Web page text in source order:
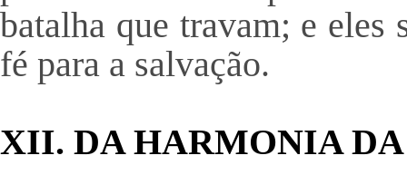
batalha que travam; e eles
fé para a salvação.
XII. DA HARMONIA